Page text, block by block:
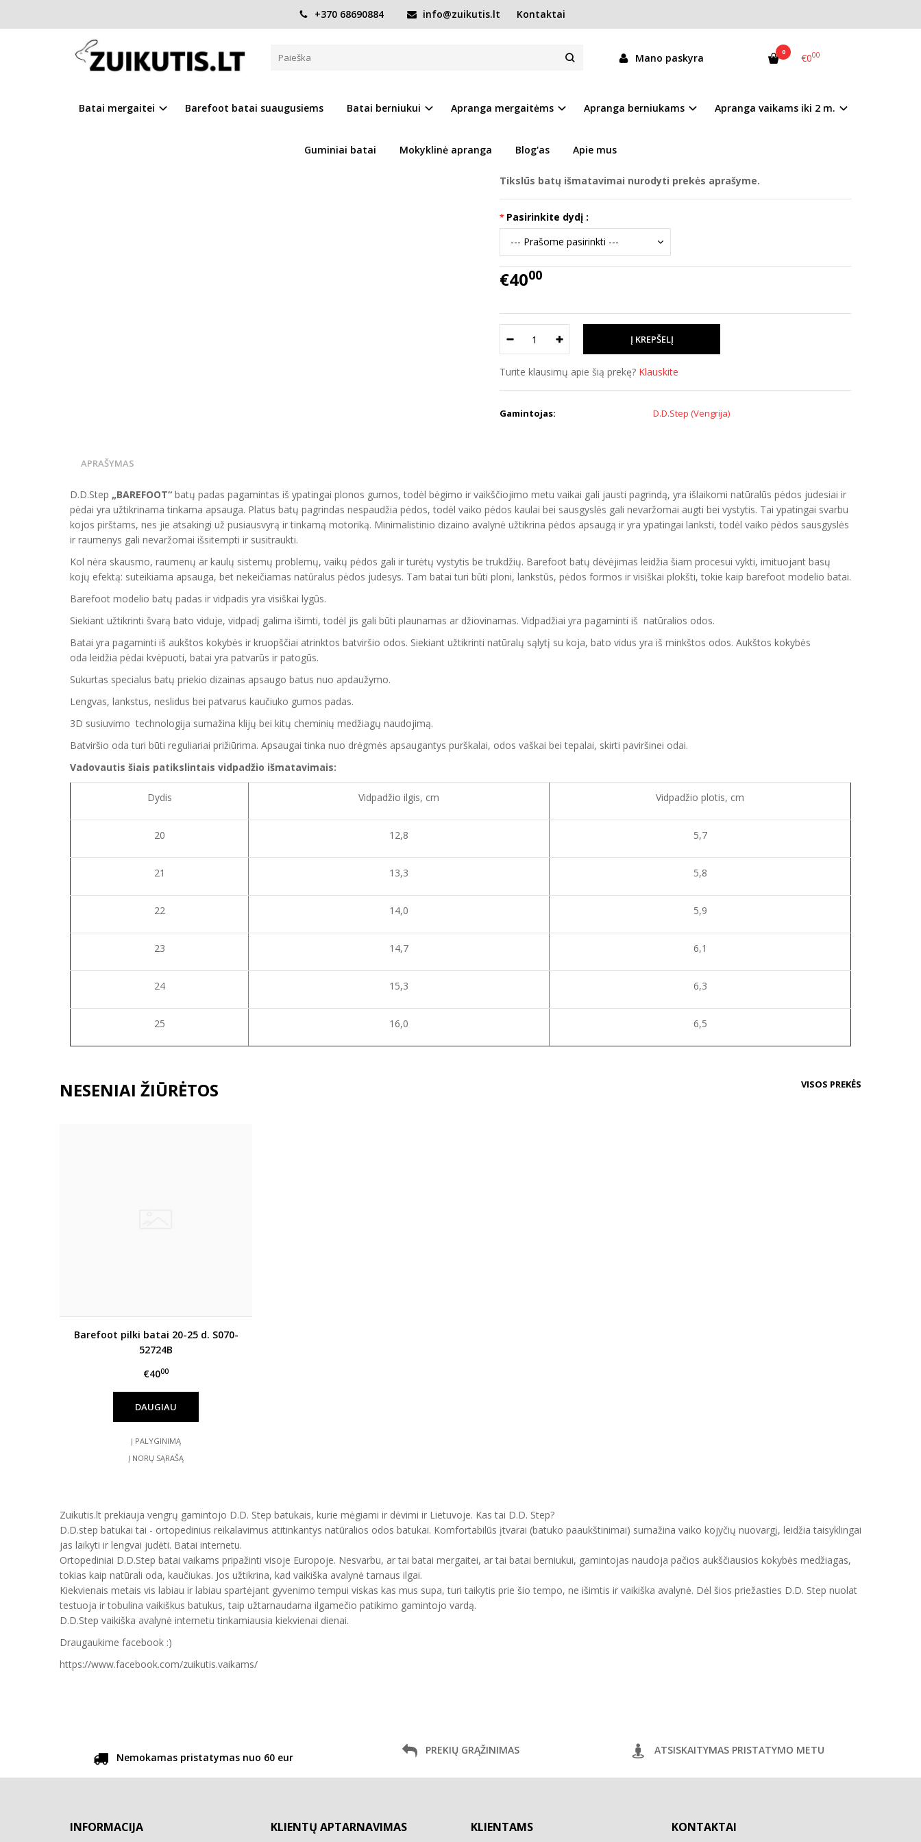
+370 68690884 info@zuikutis.lt Kontaktai
Mano paskyra 0 €000
Batai mergaitei Barefoot batai suaugusiems Batai berniukui Apranga mergaitėms Apranga berniukams Apranga vaikams iki 2 m.
Guminiai batai Mokyklinė apranga Blog'as Apie mus
Pagrindinis D.D.Step batai mergaitėms Barefoot pilki batai 20-25 d. S070-52724B
BAREFOOT PILKI BATAI 20-25 D. S070-52724B
Į PALYGINIMĄ Į NORŲ SĄRAŠĄ
Prekės kodas:
15087-S070-52724B
Tikslūs batų išmatavimai nurodyti prekės aprašyme.
Pasirinkite dydį :
€4000
Turite klausimų apie šią prekę? Klauskite
Gamintojas: D.D.Step (Vengrija)
APRAŠYMAS
D.D.Step „BAREFOOT“ batų padas pagamintas iš ypatingai plonos gumos, todėl bėgimo ir vaikščiojimo metu vaikai gali jausti pagrindą, yra išlaikomi natūralūs pėdos judesiai ir
pėdai yra užtikrinama tinkama apsauga. Platus batų pagrindas nespaudžia pėdos, todėl vaiko pėdos kaulai bei sausgyslės gali nevaržomai augti bei vystytis. Tai ypatingai svarbu
kojos pirštams, nes jie atsakingi už pusiausvyrą ir tinkamą motoriką. Minimalistinio dizaino avalynė užtikrina pėdos apsaugą ir yra ypatingai lanksti, todėl vaiko pėdos sausgyslės
ir raumenys gali nevaržomai išsitempti ir susitraukti.
Kol nėra skausmo, raumenų ar kaulų sistemų problemų, vaikų pėdos gali ir turėtų vystytis be trukdžių. Barefoot batų dėvėjimas leidžia šiam procesui vykti, imituojant basų
kojų efektą: suteikiama apsauga, bet nekeičiamas natūralus pėdos judesys. Tam batai turi būti ploni, lankstūs, pėdos formos ir visiškai plokšti, tokie kaip barefoot modelio batai.
Barefoot modelio batų padas ir vidpadis yra visiškai lygūs.
Siekiant užtikrinti švarą bato viduje, vidpadį galima išimti, todėl jis gali būti plaunamas ar džiovinamas. Vidpadžiai yra pagaminti iš natūralios odos.
Batai yra pagaminti iš aukštos kokybės ir kruopščiai atrinktos batviršio odos. Siekiant užtikrinti natūralų sąlytį su koja, bato vidus yra iš minkštos odos. Aukštos kokybės
oda leidžia pėdai kvėpuoti, batai yra patvarūs ir patogūs.
Sukurtas specialus batų priekio dizainas apsaugo batus nuo apdaužymo.
Lengvas, lankstus, neslidus bei patvarus kaučiuko gumos padas.
3D susiuvimo technologija sumažina klijų bei kitų cheminių medžiagų naudojimą.
Batviršio oda turi būti reguliariai prižiūrima. Apsaugai tinka nuo drėgmės apsaugantys purškalai, odos vaškai bei tepalai, skirti paviršinei odai.
Vadovautis šiais patikslintais vidpadžio išmatavimais:
Dydis Vidpadžio ilgis, cm Vidpadžio plotis, cm
20 12,8 5,7
21 13,3 5,8
22 14,0 5,9
23 14,7 6,1
24 15,3 6,3
25 16,0 6,5
NESENIAI ŽIŪRĖTOS VISOS PREKĖS
Barefoot pilki batai 20-25 d. S070-
52724B
€4000
DAUGIAU
Į PALYGINIMĄ
Į NORŲ SĄRAŠĄ
Zuikutis.lt prekiauja vengrų gamintojo D.D. Step batukais, kurie mėgiami ir dėvimi ir Lietuvoje. Kas tai D.D. Step?
D.D.step batukai tai - ortopedinius reikalavimus atitinkantys natūralios odos batukai. Komfortabilūs įtvarai (batuko paaukštinimai) sumažina vaiko kojyčių nuovargį, leidžia taisyklingai
jas laikyti ir lengvai judėti. Batai internetu.
Ortopediniai D.D.Step batai vaikams pripažinti visoje Europoje. Nesvarbu, ar tai batai mergaitei, ar tai batai berniukui, gamintojas naudoja pačios aukščiausios kokybės medžiagas,
tokias kaip natūrali oda, kaučiukas. Jos užtikrina, kad vaikiška avalynė tarnaus ilgai.
Kiekvienais metais vis labiau ir labiau spartėjant gyvenimo tempui viskas kas mus supa, turi taikytis prie šio tempo, ne išimtis ir vaikiška avalynė. Dėl šios priežasties D.D. Step nuolat
testuoja ir tobulina vaikiškus batukus, taip užtarnaudama ilgamečio patikimo gamintojo vardą.
D.D.Step vaikiška avalynė internetu tinkamiausia kiekvienai dienai.
Draugaukime facebook :)
https://www.facebook.com/zuikutis.vaikams/
Nemokamas pristatymas nuo 60 eur
PREKIŲ GRĄŽINIMAS ATSISKAITYMAS PRISTATYMO METU
INFORMACIJA KLIENTŲ APTARNAVIMAS KLIENTAMS KONTAKTAI